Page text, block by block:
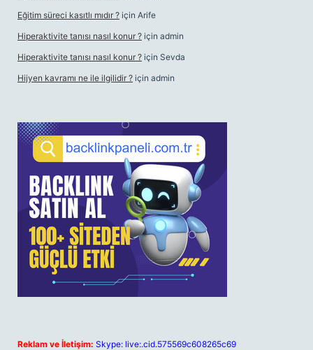
Eğitim süreci kasıtlı mıdır ? için Arife
Hiperaktivite tanısı nasıl konur ? için admin
Hiperaktivite tanısı nasıl konur ? için Sevda
Hijyen kavramı ne ile ilgilidir ? için admin
Reklam ve İletişim: Skype: live:.cid.575569c608265c69